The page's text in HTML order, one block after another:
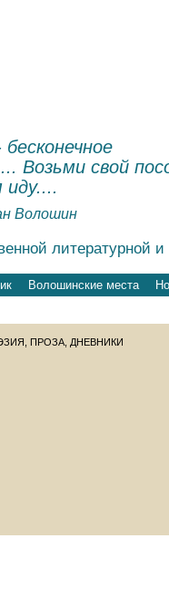
Возьми свой
иду....
Волошин
литературной
Волошинские места
ПРОЗА, ДНЕВНИКИ